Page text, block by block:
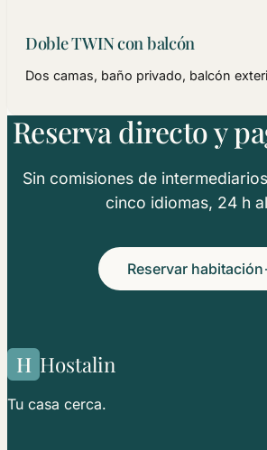
Doble TWIN con balcón
Dos camas, baño privado, balcón
Reserva directo y
Sin comisiones de
cinco idiomas, 24 h
Reservar habitación
H Hostalin
Tu casa cerca.